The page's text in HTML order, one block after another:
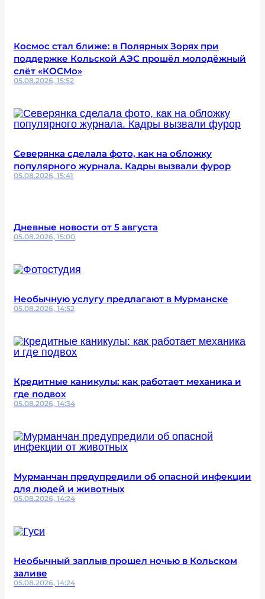
Космос стал ближе: в Полярных Зорях при
поддержке Кольской АЭС прошёл молодёжный
слёт «КОСМо»
05.08.2026, 15:52
Северянка сделала фото, как на обложку
популярного журнала. Кадры вызвали фурор
05.08.2026, 15:41
Дневные новости от 5 августа
05.08.2026, 15:00
Необычную услугу предлагают в Мурманске
05.08.2026, 14:52
Кредитные каникулы: как работает механика и
где подвох
05.08.2026, 14:34
Мурманчан предупредили об опасной инфекции
для людей и животных
05.08.2026, 14:24
Необычный заплыв прошел ночью в Кольском
заливе
05.08.2026, 14:24